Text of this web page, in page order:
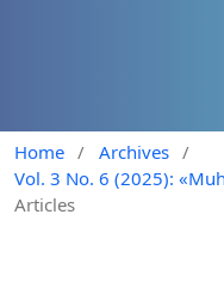
Home / Archives /
Vol. 3 No. 6 (2025):
Articles